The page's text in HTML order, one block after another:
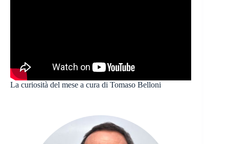
La curiosità del mese a cura di Tomaso Belloni